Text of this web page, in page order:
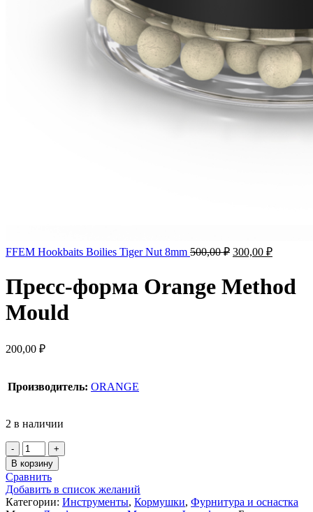
FFEM Hookbaits Boilies Tiger Nut 8mm 500,00₽ 300,00 ₽
Пресс-форма Orange Method
Mould
200,00 ₽
Производитель: ORANGE
2 в наличии
В корзину
Сравнить
Добавить в список желаний
Категории: Инструменты, Кормушки, Фурнитура и оснастка